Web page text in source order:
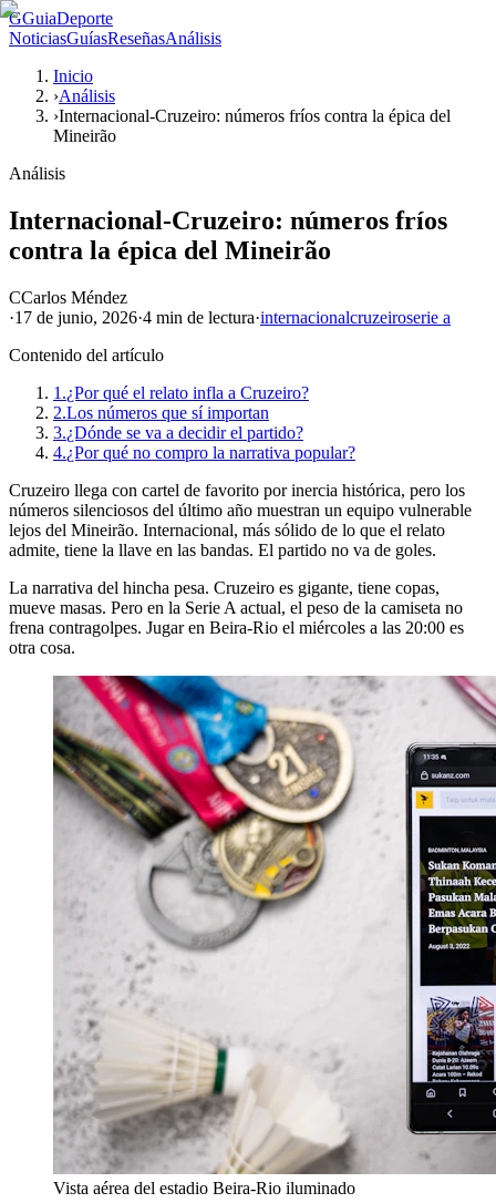
GGuiaDeporte
NoticiasGuíasReseñasAnálisis
Inicio
›Análisis
›Internacional-Cruzeiro: números fríos contra la épica del
Mineirão
Análisis
Internacional-Cruzeiro: números fríos
contra la épica del Mineirão
CCarlos Méndez
·17 de junio, 2026·4 min de lectura·internacionalcruzeiroserie a
Contenido del artículo
1.¿Por qué el relato infla a Cruzeiro?
2.Los números que sí importan
3.¿Dónde se va a decidir el partido?
4.¿Por qué no compro la narrativa popular?
Cruzeiro llega con cartel de favorito por inercia histórica, pero los
números silenciosos del último año muestran un equipo vulnerable
lejos del Mineirão. Internacional, más sólido de lo que el relato
admite, tiene la llave en las bandas. El partido no va de goles.
La narrativa del hincha pesa. Cruzeiro es gigante, tiene copas,
mueve masas. Pero en la Serie A actual, el peso de la camiseta no
frena contragolpes. Jugar en Beira-Rio el miércoles a las 20:00 es
otra cosa.
Vista aérea del estadio Beira-Rio iluminado